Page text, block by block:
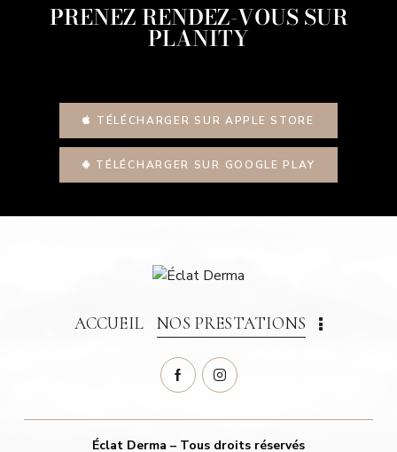
PRENEZ RENDEZ-VOUS SUR
PLANITY
TÉLÉCHARGER SUR APPLE STORE
TÉLÉCHARGER SUR GOOGLE PLAY
ACCUEIL NOS PRESTATIONS
Éclat Derma – Tous droits réservés